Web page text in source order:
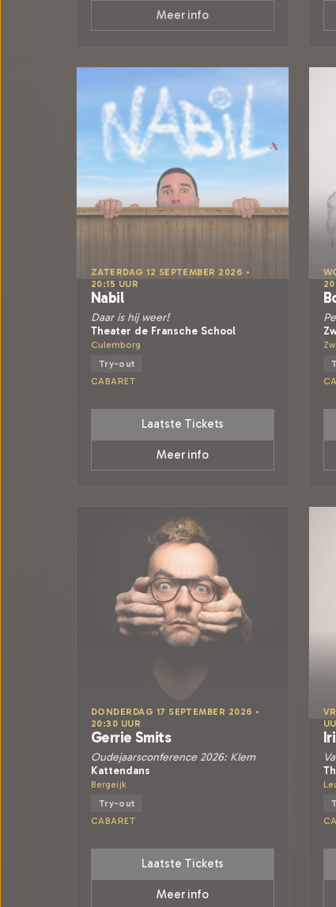
Meer info
ZATERDAG 12 SEPTEMBER 2026 •
20:15 UUR
Nabil
Daar is hij weer!
Theater de Fransche School
Culemborg
Try-out
CABARET
Laatste Tickets
Meer info
DONDERDAG 17 SEPTEMBER 2026 •
20:30 UUR
Gerrie Smits
Oudejaarsconference 2026: Klem
Kattendans
Bergeijk
Try-out
CABARET
Laatste Tickets
Meer info